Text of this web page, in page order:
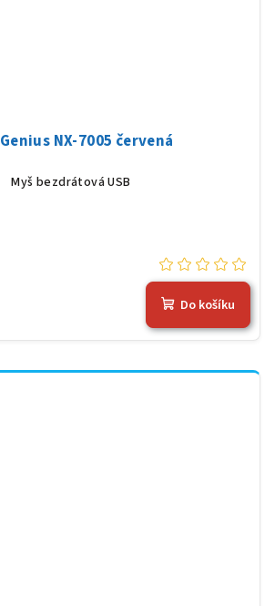
Myš Genius NX-7005 červená
Myš bezdrátová USB
Do košíku